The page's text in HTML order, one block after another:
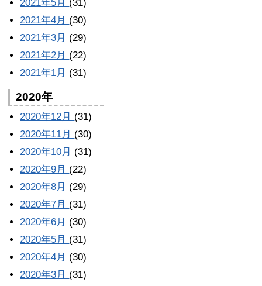
2021年5月 (31)
2021年4月 (30)
2021年3月 (29)
2021年2月 (22)
2021年1月 (31)
2020年
2020年12月 (31)
2020年11月 (30)
2020年10月 (31)
2020年9月 (22)
2020年8月 (29)
2020年7月 (31)
2020年6月 (30)
2020年5月 (31)
2020年4月 (30)
2020年3月 (31)